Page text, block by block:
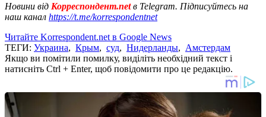
Новини від Корреспондент.netв Telegram. Підписуйтесь на
наш канал https://t.me/korrespondentnet
Читайте Korrespondent.net в Google News
ТЕГИ: Украина, Крым, суд, Нидерланды, Амстердам
Якщо ви помітили помилку, виділіть необхідний текст і
натисніть Ctrl + Enter, щоб повідомити про це редакцію.